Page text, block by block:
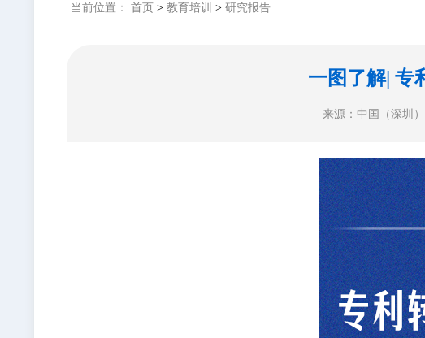
当前位置： 首页 > 教育培训 > 研究报告
一图了解| 专
来源：中国（深圳